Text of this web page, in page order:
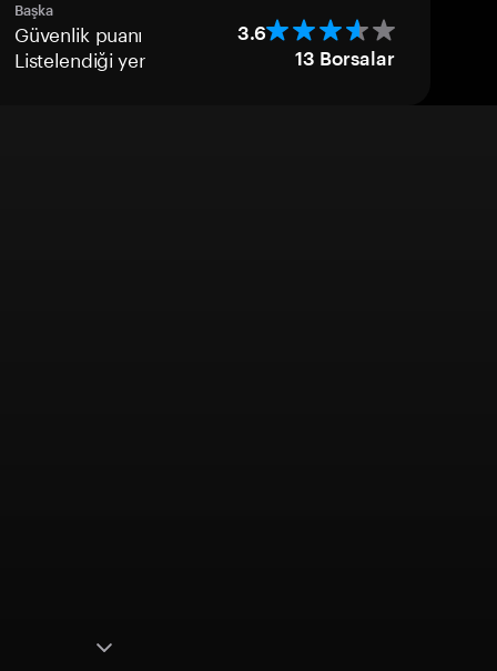
Başka
Güvenlik puanı 3.6
Listelendiği yer 13 Borsalar